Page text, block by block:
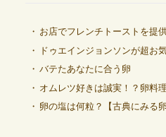
お店でフレンチトーストを提
ドゥエインジョンソンが超お
バテたあなたに合う卵
オムレツ好きは誠実！？卵料
卵の塩は何粒？【古典にみる卵